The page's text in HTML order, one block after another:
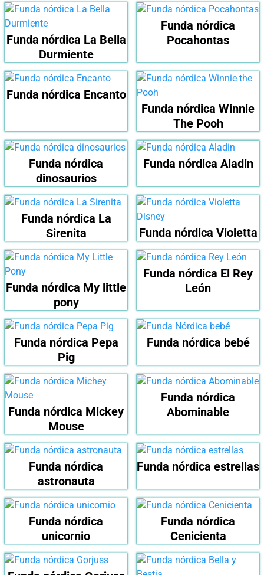
Funda nórdica La Bella
Durmiente
Funda nórdica
Pocahontas
Funda nórdica Encanto
Funda nórdica Winnie
The Pooh
Funda nórdica
dinosaurios
Funda nórdica Aladin
Funda nórdica La
Sirenita
Funda nórdica Violetta
Funda nórdica My little
pony
Funda nórdica El Rey
León
Funda nórdica Pepa
Pig
Funda nórdica bebé
Funda nórdica Mickey
Mouse
Funda nórdica
Abominable
Funda nórdica
astronauta
Funda nórdica estrellas
Funda nórdica
unicornio
Funda nórdica
Cenicienta